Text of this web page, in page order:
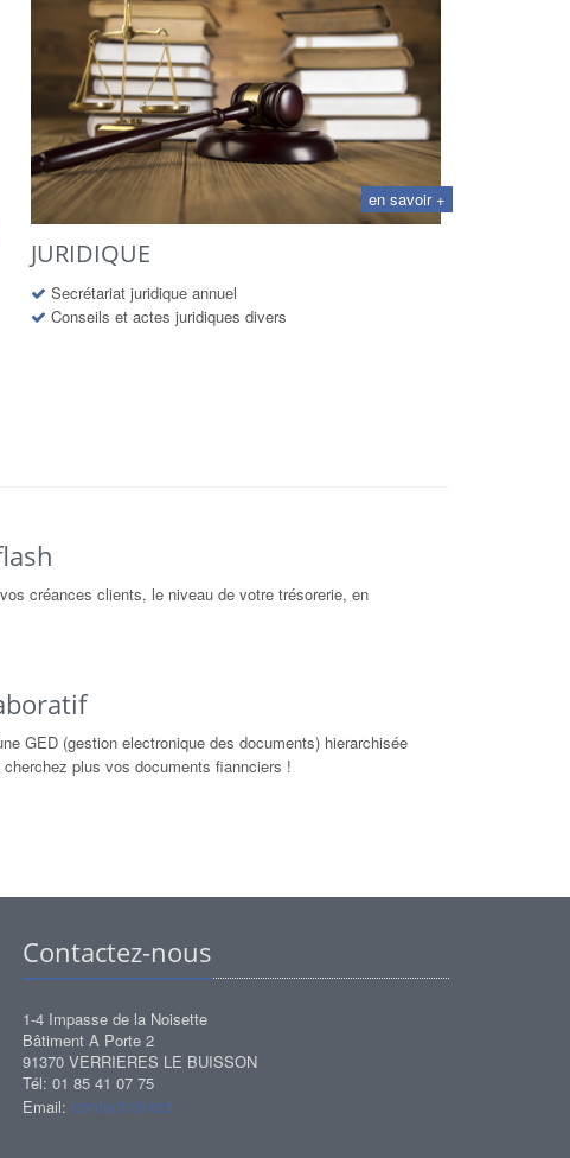
en savoir +
JURIDIQUE
Secrétariat juridique annuel
Conseils et actes juridiques divers
créances clients, le niveau de votre trésorerie, en
GED (gestion electronique des documents) hierarchisée
plus vos documents fiannciers !
Contactez-nous
1-4 Impasse de la Noisette
Bâtiment A Porte 2
91370 VERRIERES LE BUISSON
Tél: 01 85 41 07 75
Email: contact direct